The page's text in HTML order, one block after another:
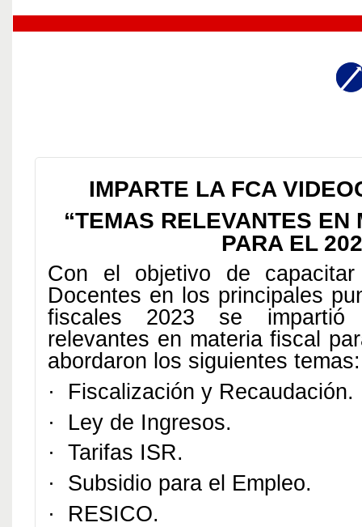
IMPARTE LA FCA
“TEMAS RELEVANTES EN
PARA EL
Con el objetivo de
Docentes en los principales
fiscales 2023 se impartió
relevantes en materia fiscal
abordaron los siguientes temas:
· Fiscalización y Recaudación.
· Ley de Ingresos.
· Tarifas ISR.
· Subsidio para el Empleo.
· RESICO.